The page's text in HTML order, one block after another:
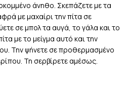
άνηθο. Σκεπάζετε με τα
με μαχαίρι την πίτα σε
σε μπολ τα αυγά, το γάλα και το
με το μείγμα αυτό και την
Την ψήνετε σε προθερμασμένο
Τη σερβίρετε αμέσως.